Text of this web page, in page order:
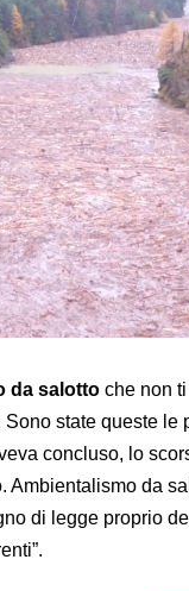
da salotto che non
state queste le
concluso, lo
da
di legge proprio